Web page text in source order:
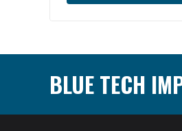
BLUE TECH